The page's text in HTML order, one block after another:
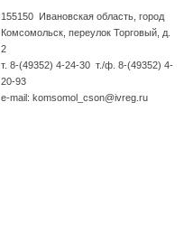
155150 Ивановская область, город
Комсомольск, переулок Торговый, д.
2
т. 8-(49352) 4-24-30 т./ф. 8-(49352) 4-
20-93
e-mail: komsomol_cson@ivreg.ru